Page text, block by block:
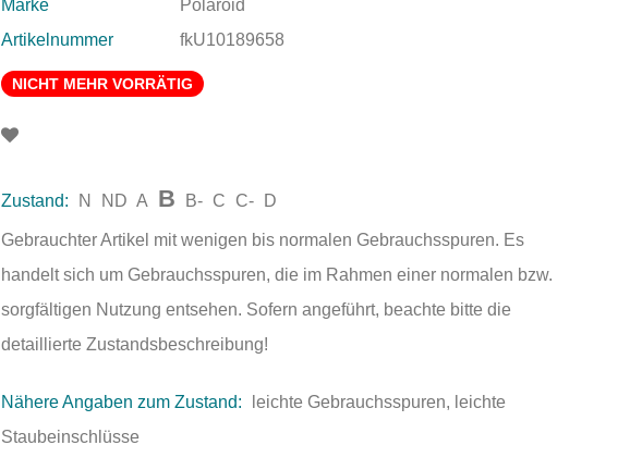
Marke
Polaroid
Artikelnummer
fkU10189658
NICHT MEHR VORRÄTIG
Zustand: N ND A B B- C C- D
Gebrauchter Artikel mit wenigen bis normalen Gebrauchsspuren. Es
handelt sich um Gebrauchsspuren, die im Rahmen einer normalen bzw.
sorgfältigen Nutzung entsehen. Sofern angeführt, beachte bitte die
detaillierte Zustandsbeschreibung!
Nähere Angaben zum Zustand:
leichte Gebrauchsspuren, leichte
Staubeinschlüsse